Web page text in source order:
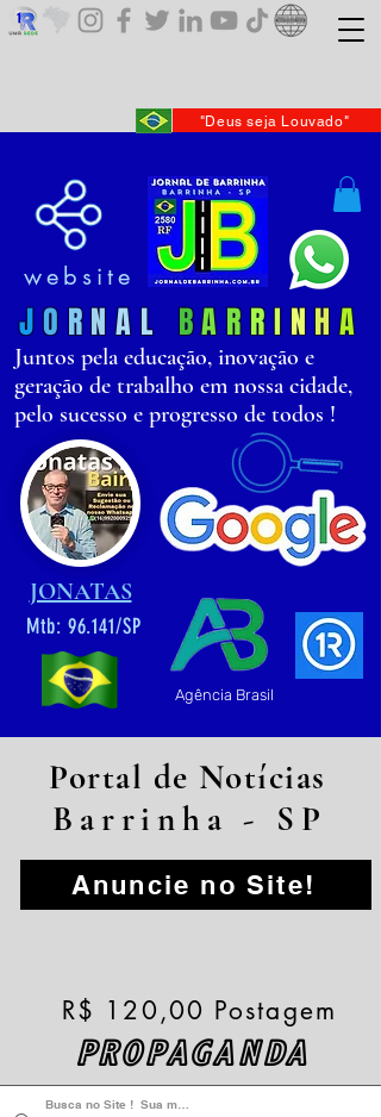
"Deus seja Louvado"
website
JO RNAL BARRI NHA
Juntos pela educação, inovação e
geração de trabalho em nossa cidade,
pelo sucesso e progresso de todos !
JONATAS
Mtb: 96.141/SP
Agência Brasil
Anuncie no Site!
PROPAGANDA
R$ 120,00 Postagem
Barrinha - SP
Portal de Notícias